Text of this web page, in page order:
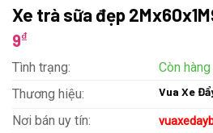
Xe trà sữa đẹp
9₫
Tình trạng:
Còn hàng
Thương hiệu:
Vua Xe
Nơi bán uy tín: